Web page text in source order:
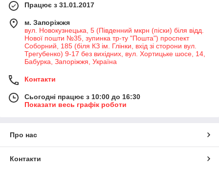
Працює з 31.01.2017
м. Запоріжжя
вул. Новокузнецька, 5 (Південний мкрн (піски) біля відд.
Нової пошти №35, зупинка тр-ту "Пошта") проспект
Соборний, 185 (біля КЗ ім. Глінки, вхід зі сторони вул.
Трегубенко) 9-17 без вихідних, вул. Хортицьке шосе, 14,
Бабурка, Запоріжжя, Україна
Контакти
Сьогодні працює з 10:00 до 16:30
Показати весь графік роботи
Про нас
Контакти